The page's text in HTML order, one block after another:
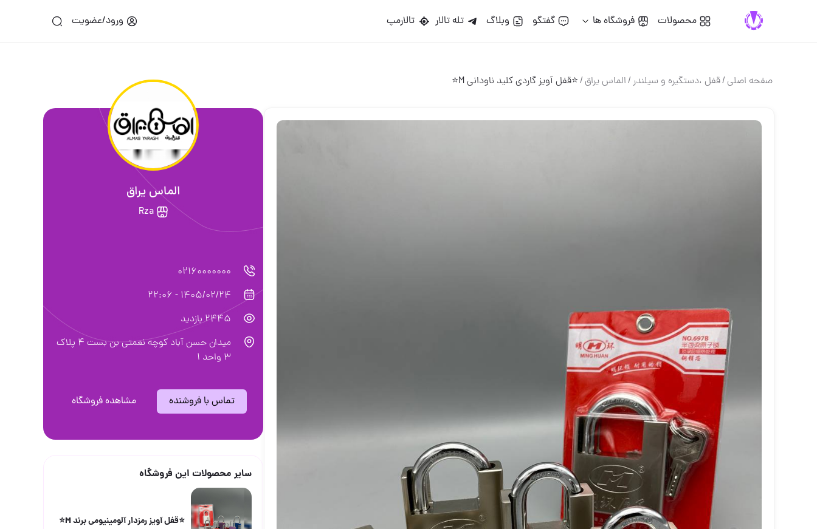
محصولات فروشگاه ها گفتگو وبلاگ تله تالار تالارمپ ورود/عضویت
صفحه اصلی/قفل ،دستگيره و سيلندر /الماس یراق/⭐️قفل آویز گاردی کلید ناودانی M⭐️
الماس یراق
Rza
02160000000
1405/02/24 - 22:06
2445 بازدید
میدان حسن آباد کوچه نعمتی بن بست ۴ پلاک
۳ واحد ۱
تماس با فروشنده مشاهده فروشگاه
سایر محصولات این فروشگاه
⭐️قفل آویز رمزدار آلومینیومی برند M⭐️